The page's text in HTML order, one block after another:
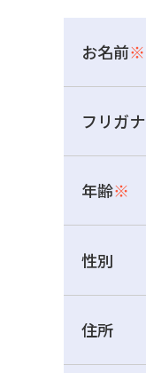
お名前※
フリガナ
年齢※
性別
住所